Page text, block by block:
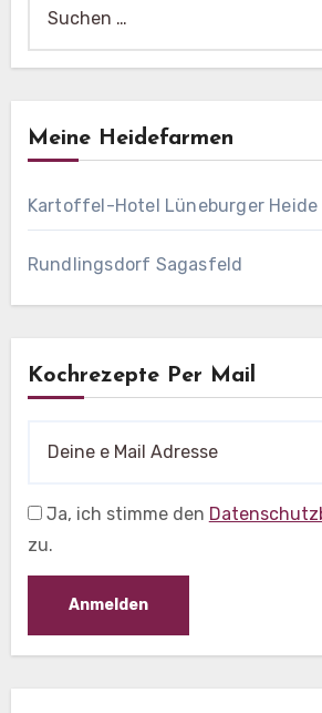
nach:
Meine Heidefarmen
Kartoffel-Hotel Lüneburger Heide
Rundlingsdorf Sagasfeld
Kochrezepte Per Mail
Ja, ich stimme den
zu.